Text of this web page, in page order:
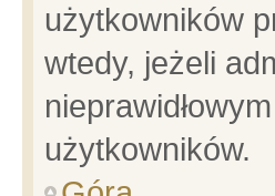
użytkowników
wtedy, jeżeli
użytkowników.